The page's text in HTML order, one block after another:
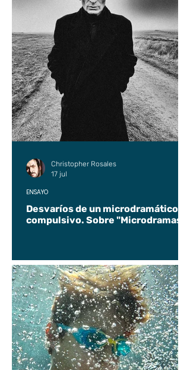
Desvaríos de un microdramático
compulsivo. Sobre "Microdramas".
ENSAYO
Christopher Rosales
17 jul